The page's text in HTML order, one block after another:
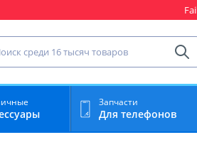
запчасть для мобильного
Запчасти
Для телефонов